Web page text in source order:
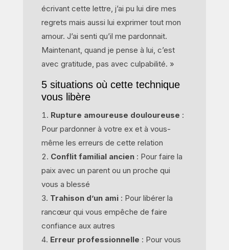
écrivant cette lettre, j’ai pu lui dire mes
regrets mais aussi lui exprimer tout mon
amour. J’ai senti qu’il me pardonnait.
Maintenant, quand je pense à lui, c’est
avec gratitude, pas avec culpabilité. »
5 situations où cette technique
vous libère
Rupture amoureuse douloureuse :
Pour pardonner à votre ex et à vous-
même les erreurs de cette relation
Conflit familial ancien: Pour faire la
paix avec un parent ou un proche qui
vous a blessé
Trahison d’un ami: Pour libérer la
rancœur qui vous empêche de faire
confiance aux autres
Erreur professionnelle : Pour vous